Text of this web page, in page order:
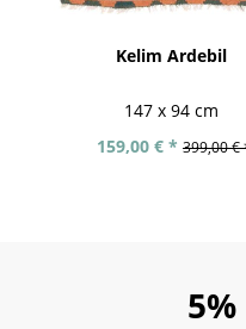
Kelim Ardebil
147 x 94 cm
159,00 € * 399,00 €